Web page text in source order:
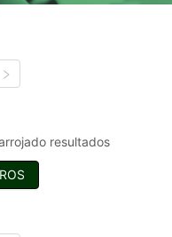
resultados